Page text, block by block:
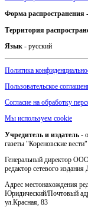
Форма распространения
Территория
Язык - русский
Политика
Пользовательское
Согласие на обработку
Мы используем cookie
Учредитель и издатель -
газеты "Кореновские вести"
Генеральный директор
редактор сетевого
Адрес местонахождения
Юридический/Почтовый
ул.Красная, 83